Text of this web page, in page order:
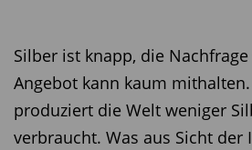
Silber ist knapp, die
Angebot kann kaum mithalten.
produziert die Welt weniger
verbraucht. Was aus Sicht der